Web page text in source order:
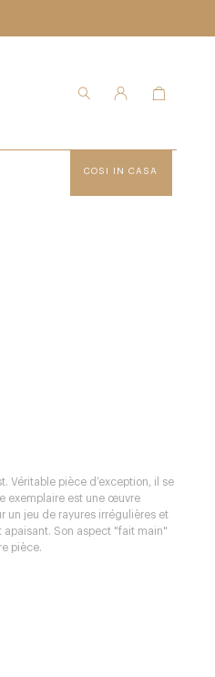
COSI IN CASA
Véritable pièce d’exception, il se
exemplaire est une œuvre
un jeu de rayures irrégulières et
Son aspect "fait main"
pièce.